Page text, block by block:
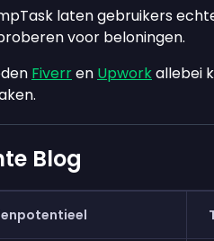
laten gebruikers
voor beloningen.
Fiverren Upworkallebei
Blog